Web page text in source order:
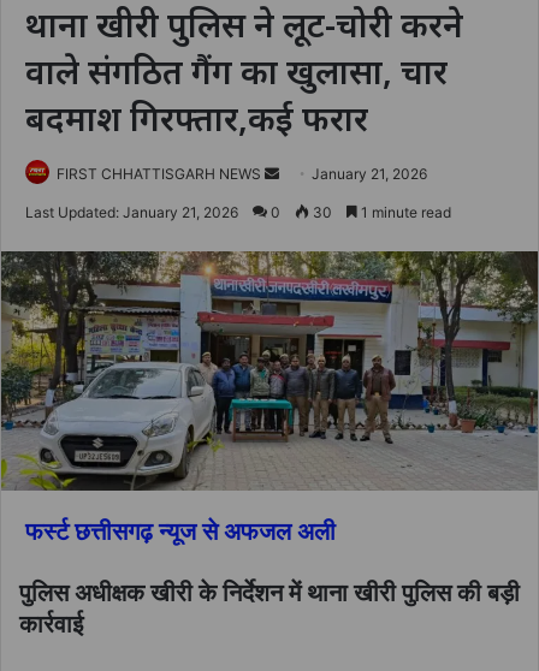
थाना खीरी पुलिस ने लूट-चोरी करने
वाले संगठित गैंग का खुलासा, चार
बदमाश गिरफ्तार,कई फरार
FIRST CHHATTISGARH NEWS
SendJanuary 21, 2026
Last Updated: January 21, 2026 0 30 1 minute read
फर्स्ट छत्तीसगढ़ न्यूज से अफजल अली
पुलिस अधीक्षक खीरी के निर्देशन में थाना खीरी पुलिस की बड़ी
कार्रवाई